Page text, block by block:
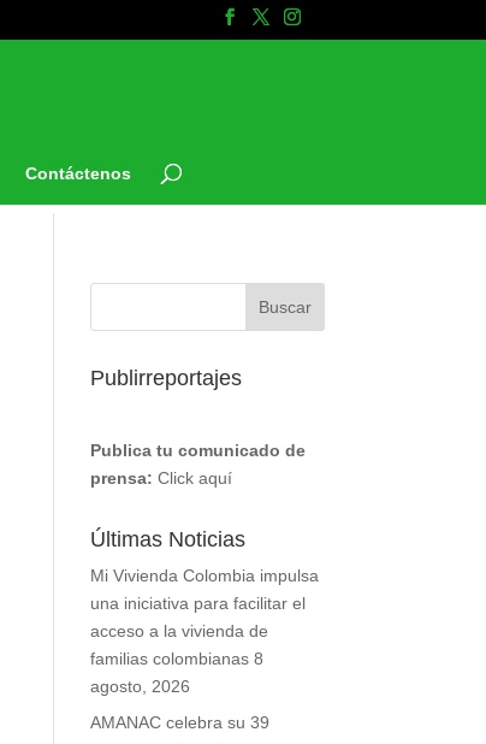
Contáctenos
Publirreportajes
Publica tu comunicado de
prensa: Click aquí
Últimas Noticias
Mi Vivienda Colombia impulsa
una iniciativa para facilitar el
acceso a la vivienda de
familias colombianas 8
agosto, 2026
AMANAC celebra su 39